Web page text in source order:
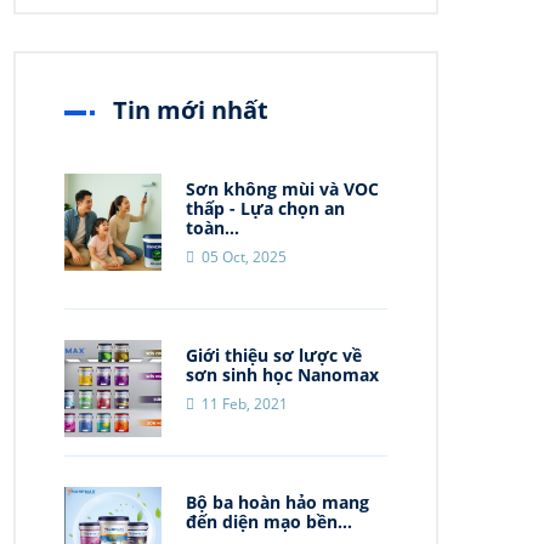
Tin mới nhất
Sơn không mùi và VOC
thấp - Lựa chọn an
toàn...
05 Oct, 2025
Giới thiệu sơ lược về
sơn sinh học Nanomax
11 Feb, 2021
Bộ ba hoàn hảo mang
đến diện mạo bền...